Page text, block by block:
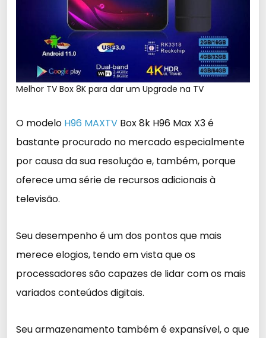
Melhor TV Box 8K para dar um Upgrade na TV
O modelo H96 MAXTV Box 8k H96 Max X3 é
bastante procurado no mercado especialmente
por causa da sua resolução e, também, porque
oferece uma série de recursos adicionais à
televisão.
Seu desempenho é um dos pontos que mais
merece elogios, tendo em vista que os
processadores são capazes de lidar com os mais
variados conteúdos digitais.
Seu armazenamento também é expansível, o que